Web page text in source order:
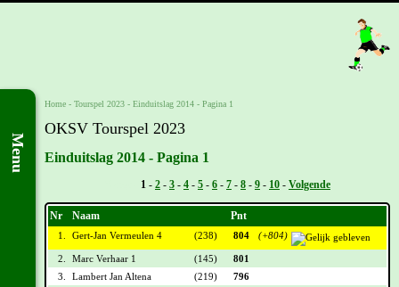
Menu
Home - Tourspel 2023 - Einduitslag 2014 - Pagina 1
OKSV Tourspel 2023
Einduitslag 2014 - Pagina 1
1 - 2 - 3 - 4 - 5 - 6 - 7 - 8 - 9 - 10 - Volgende
Nr Naam Pnt
1. Gert-Jan Vermeulen 4 (238) 804 (+804)
2. Marc Verhaar 1 (145)
801
3.
Lambert Jan Altena (219)
796